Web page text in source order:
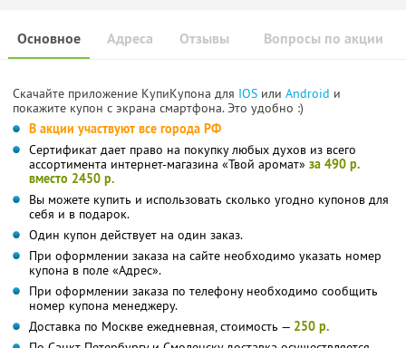
Основное Отзывы Вопросы по акции
Адреса
Скачайте приложение КупиКупона для IOS или Android и
покажите купон с экрана смартфона. Это удобно :)
В акции участвуют все города РФ
Сертификат дает право на покупку любых духов из всего
ассортимента интернет-магазина «Твой аромат» за 490 р.
вместо 2450 р.
Вы можете купить и использовать сколько угодно купонов для
себя и в подарок.
Один купон действует на один заказ.
При оформлении заказа на сайте необходимо указать номер
купона в поле «Адрес».
При оформлении заказа по телефону необходимо сообщить
номер купона менеджеру.
Доставка по Москве ежедневная, стоимость — 250 р.